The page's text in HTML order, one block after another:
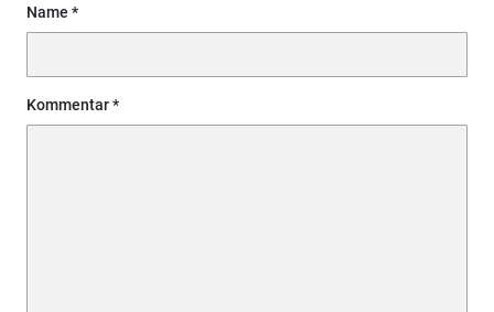
Name
Kommentar